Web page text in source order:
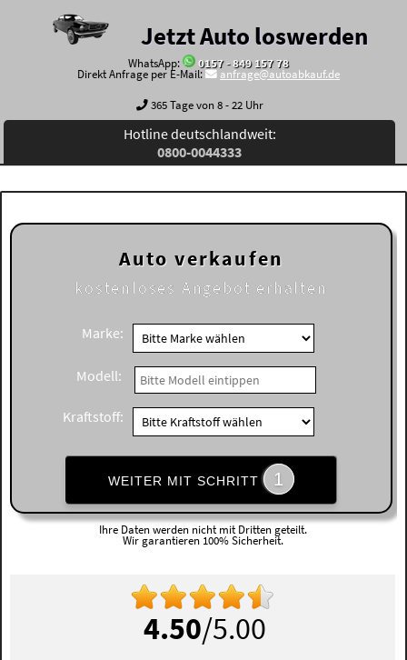
Jetzt Auto loswerden
WhatsApp:
0157 - 849 157 78
Direkt Anfrage per E-Mail:
anfrage@autoabkauf.de
365 Tage von 8 - 22 Uhr
Hotline deutschlandweit:
0800-0044333
Auto verkaufen
kostenloses Angebot erhalten
Marke:
Modell:
Kraftstoff:
WEITER MIT SCHRITT 1
Ihre Daten werden nicht mit Dritten geteilt.
Wir garantieren 100% Sicherheit.
4.50/5.00